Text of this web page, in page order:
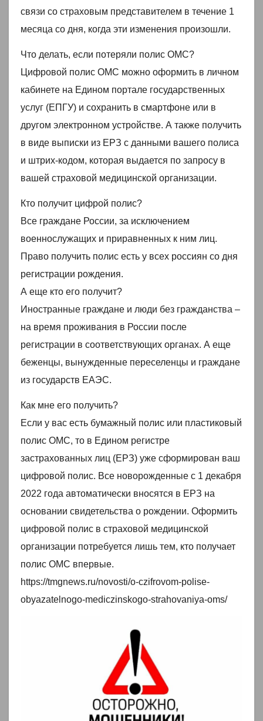
связи со страховым представителем в течение 1
месяца со дня, когда эти изменения произошли.
Что делать, если потеряли полис ОМС?
Цифровой полис ОМС можно оформить в личном
кабинете на Едином портале государственных
услуг (ЕПГУ) и сохранить в смартфоне или в
другом электронном устройстве. А также получить
в виде выписки из ЕРЗ с данными вашего полиса
и штрих-кодом, которая выдается по запросу в
вашей страховой медицинской организации.
Кто получит цифрой полис?
Все граждане России, за исключением
военнослужащих и приравненных к ним лиц.
Право получить полис есть у всех россиян со дня
регистрации рождения.
А еще кто его получит?
Иностранные граждане и люди без гражданства –
на время проживания в России после
регистрации в соответствующих органах. А еще
беженцы, вынужденные переселенцы и граждане
из государств ЕАЭС.
Как мне его получить?
Если у вас есть бумажный полис или пластиковый
полис ОМС, то в Едином регистре
застрахованных лиц (ЕРЗ) уже сформирован ваш
цифровой полис. Все новорожденные с 1 декабря
2022 года автоматически вносятся в ЕРЗ на
основании свидетельства о рождении. Оформить
цифровой полис в страховой медицинской
организации потребуется лишь тем, кто получает
полис ОМС впервые.
https://tmgnews.ru/novosti/o-czifrovom-polise-
obyazatelnogo-mediczinskogo-strahovaniya-oms/